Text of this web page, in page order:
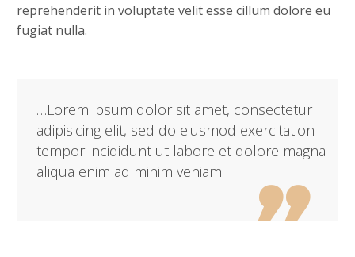
reprehenderit in voluptate velit esse cillum dolore eu
fugiat nulla.
…Lorem ipsum dolor sit amet, consectetur
adipisicing elit, sed do eiusmod exercitation
tempor incididunt ut labore et dolore magna
aliqua enim ad minim veniam!
